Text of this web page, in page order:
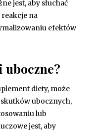
jest, aby słuchać
reakcje na
efektów
diety, może
ubocznych,
lub
jest, aby